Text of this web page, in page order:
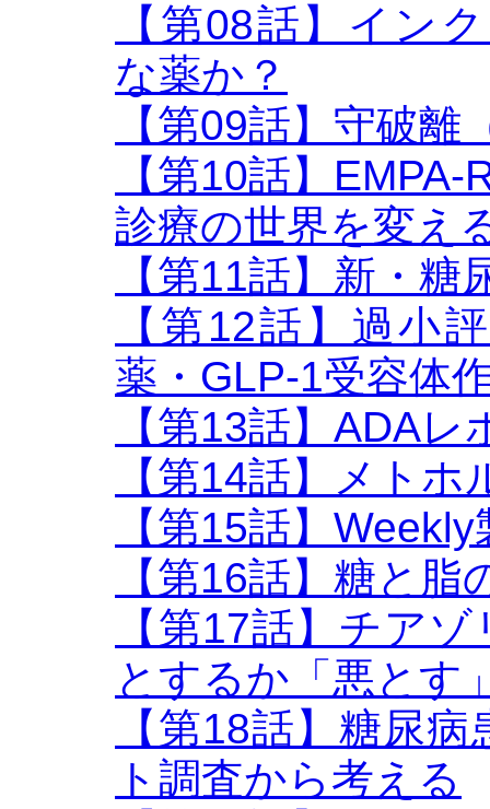
【第08話】イン
な薬か？
【第09話】守破
【第10話】
診療の世界を変え
【第11話】新・糖
【第12話】過小
薬・GLP-1受容体
【第13話】ADAレ
【第14話】メトホ
【第15話】
【第16話】糖と脂
【第17話】チア
とするか「悪とす
【第18話】糖尿
ト調査から考える